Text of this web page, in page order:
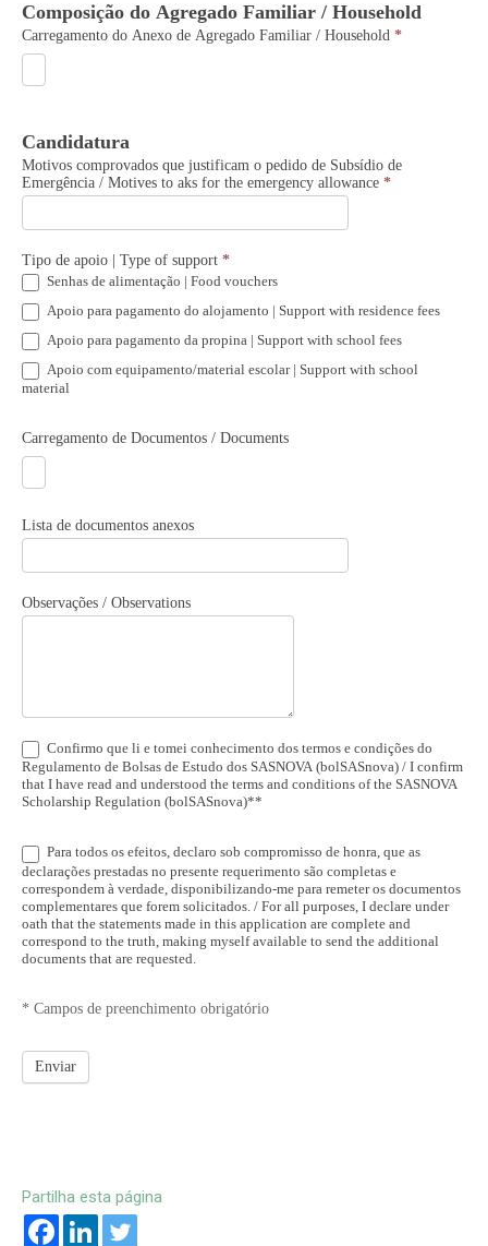
Composição do Agregado Familiar / Household
Carregamento do Anexo de Agregado Familiar / Household *
Candidatura
Motivos comprovados que justificam o pedido de Subsídio de
Emergência / Motives to aks for the emergency allowance *
Tipo de apoio | Type of support *
Senhas de alimentação | Food vouchers
Apoio para pagamento do alojamento | Support with residence fees
Apoio para pagamento da propina | Support with school fees
Apoio com equipamento/material escolar | Support with school
material
Carregamento de Documentos / Documents
Lista de documentos anexos
Observações / Observations
Confirmo que li e tomei conhecimento dos termos e condições do
Regulamento de Bolsas de Estudo dos SASNOVA (bolSASnova) / I confirm
that I have read and understood the terms and conditions of the SASNOVA
Scholarship Regulation (bolSASnova)**
Para todos os efeitos, declaro sob compromisso de honra, que as
declarações prestadas no presente requerimento são completas e
correspondem à verdade, disponibilizando-me para remeter os documentos
complementares que forem solicitados. / For all purposes, I declare under
oath that the statements made in this application are complete and
correspond to the truth, making myself available to send the additional
documents that are requested.
* Campos de preenchimento obrigatório
Enviar
Partilha esta página